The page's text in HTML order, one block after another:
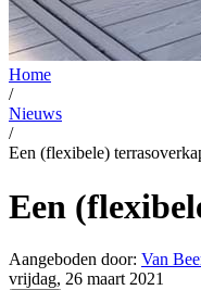
Home
/
Nieuws
/
Een (flexibele)
Een
Aangeboden door: Van
vrijdag, 26 maart 2021